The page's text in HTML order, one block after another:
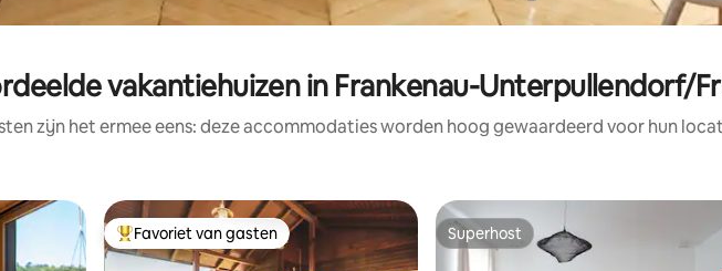
vakantiehuizen in Frankenau-Unterpullendorf/
zijn het ermee eens: deze accommodaties worden hoog gewaardeerd voor hun
Topfavoriet van gasten
Favoriet van gasten Superhost
Superhost